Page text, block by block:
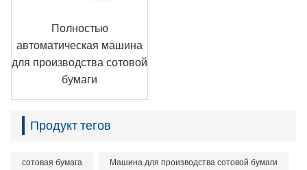
Полностью
автоматическая машина
для производства сотовой
бумаги
Продукт тегов
сотовая бумага Машина для производства сотовой бумаги